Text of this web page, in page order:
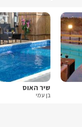
שיר האוס
בן עמי